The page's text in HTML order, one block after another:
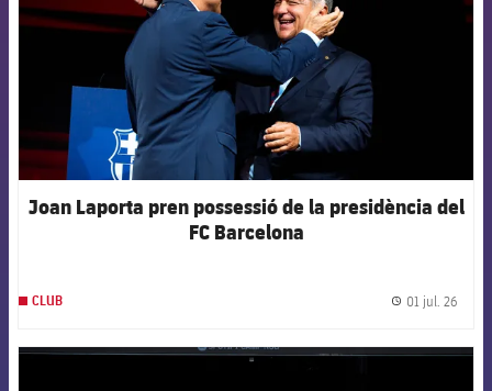
Joan Laporta pren possessió de la presidència del
FC Barcelona
CLUB 01 jul. 26
FCB Barcelona badge